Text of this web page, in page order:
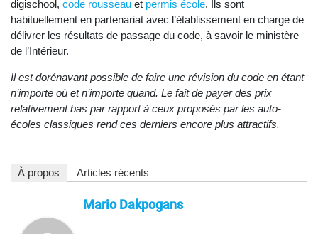
digischool, code rousseau et permis école. Ils sont
habituellement en partenariat avec l’établissement en charge de
délivrer les résultats de passage du code, à savoir le ministère
de l’Intérieur.
Il est dorénavant possible de faire une révision du code en étant
n’importe où et n’importe quand. Le fait de payer des prix
relativement bas par rapport à ceux proposés par les auto-
écoles classiques rend ces derniers encore plus attractifs.
À propos Articles récents
Mario Dakpogans